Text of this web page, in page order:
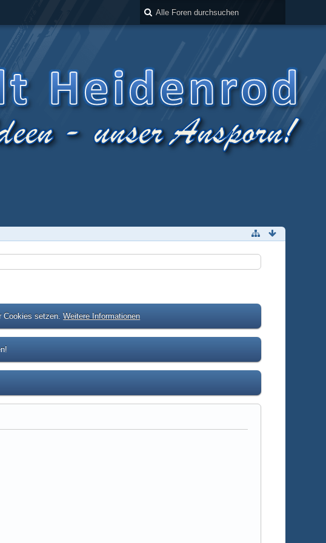
Cookies setzen.Weitere Informationen